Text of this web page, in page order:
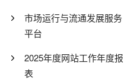
市场运行与流通发展服务
平台
2025年度网站工作年度报
表